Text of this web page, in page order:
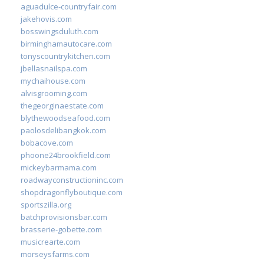
aguadulce-countryfair.com
jakehovis.com
bosswingsduluth.com
birminghamautocare.com
tonyscountrykitchen.com
jbellasnailspa.com
mychaihouse.com
alvisgrooming.com
thegeorginaestate.com
blythewoodseafood.com
paolosdelibangkok.com
bobacove.com
phoone24brookfield.com
mickeybarmama.com
roadwayconstructioninc.com
shopdragonflyboutique.com
sportszilla.org
batchprovisionsbar.com
brasserie-gobette.com
musicrearte.com
morseysfarms.com